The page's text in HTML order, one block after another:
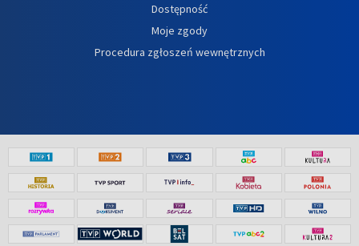
Dostępność
Moje zgody
Procedura zgłoszeń wewnętrznych